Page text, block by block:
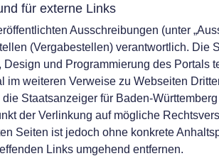
für externe Links
Ausschreibungen (unter
(Vergabestellen) verantwortlich. Die
und Programmierung des
weiteren Verweise zu Webseiten
Staatsanzeiger für Baden-
der Verlinkung auf mögliche
Seiten ist jedoch ohne konkrete
Links umgehend entfernen.